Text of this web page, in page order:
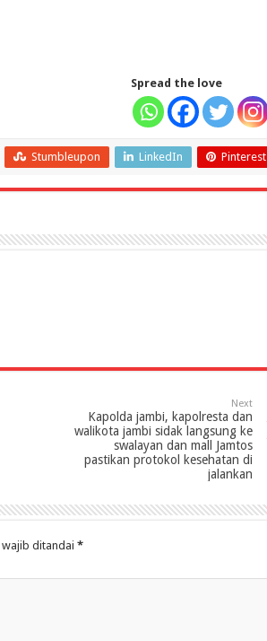
Spread the love
Stumbleupon LinkedIn Pinterest
Next
Kapolda jambi, kapolresta dan
walikota jambi sidak langsung ke
swalayan dan mall Jamtos
pastikan protokol kesehatan di
jalankan
wajib ditandai *